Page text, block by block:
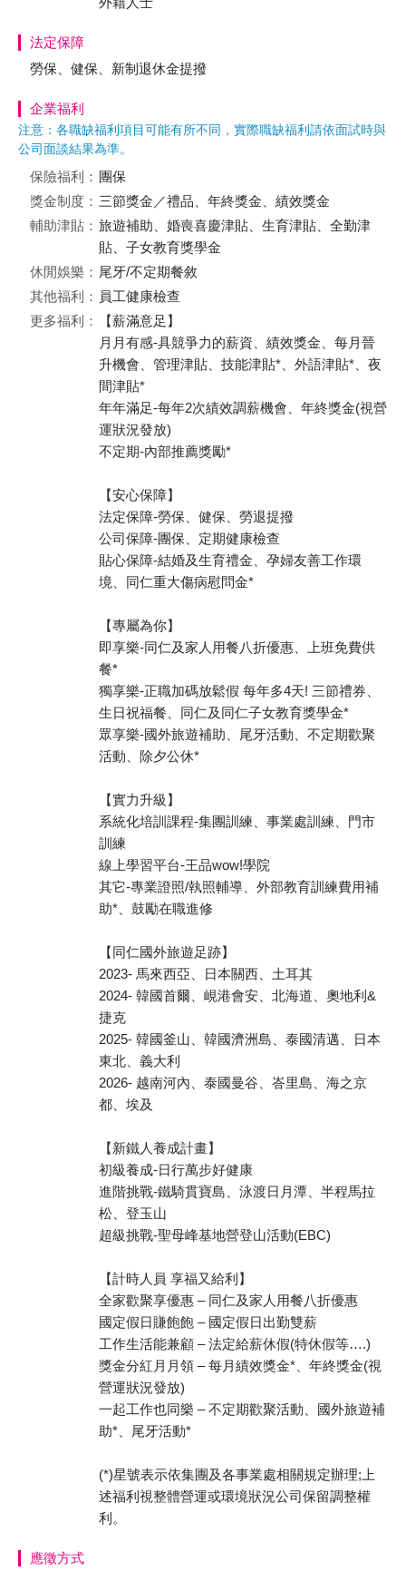
法定保障
勞保、健保、新制退休金提撥
企業福利
注意：各職缺福利項目可能有所不同，實際職缺福利請依面試時與
公司面談結果為準。
保險福利： 團保
獎金制度： 三節獎金／禮品、年終獎金、績效獎金
輔助津貼： 旅遊補助、婚喪喜慶津貼、生育津貼、全勤津
貼、子女教育獎學金
休閒娛樂： 尾牙/不定期餐敘
其他福利： 員工健康檢查
更多福利：
【薪滿意足】
月月有感-具競爭力的薪資、績效獎金、每月晉
升機會、管理津貼、技能津貼*、外語津貼*、夜
間津貼*
年年滿足-每年2次績效調薪機會、年終獎金(視營
運狀況發放)
不定期-內部推薦獎勵*
【安心保障】
法定保障-勞保、健保、勞退提撥
公司保障-團保、定期健康檢查
貼心保障-結婚及生育禮金、孕婦友善工作環
境、同仁重大傷病慰問金*
【專屬為你】
即享樂-同仁及家人用餐八折優惠、上班免費供
餐*
獨享樂-正職加碼放鬆假 每年多4天! 三節禮券、
生日祝福餐、同仁及同仁子女教育獎學金*
眾享樂-國外旅遊補助、尾牙活動、不定期歡聚
活動、除夕公休*
【實力升級】
系統化培訓課程-集團訓練、事業處訓練、門市
訓練
線上學習平台-王品wow!學院
其它-專業證照/執照輔導、外部教育訓練費用補
助*、鼓勵在職進修
【同仁國外旅遊足跡】
2023- 馬來西亞、日本關西、土耳其
2024- 韓國首爾、峴港會安、北海道、奧地利&
捷克
2025- 韓國釜山、韓國濟洲島、泰國清邁、日本
東北、義大利
2026- 越南河內、泰國曼谷、峇里島、海之京
都、埃及
【新鐵人養成計畫】
初級養成-日行萬步好健康
進階挑戰-鐵騎貫寶島、泳渡日月潭、半程馬拉
松、登玉山
超級挑戰-聖母峰基地營登山活動(EBC)
【計時人員 享福又給利】
全家歡聚享優惠 – 同仁及家人用餐八折優惠
國定假日賺飽飽 – 國定假日出勤雙薪
工作生活能兼顧 – 法定給薪休假(特休假等….)
獎金分紅月月領 – 每月績效獎金*、年終獎金(視
營運狀況發放)
一起工作也同樂 – 不定期歡聚活動、國外旅遊補
助*、尾牙活動*
(*)星號表示依集團及各事業處相關規定辦理;上
述福利視整體營運或環境狀況公司保留調整權
利。
應徵方式